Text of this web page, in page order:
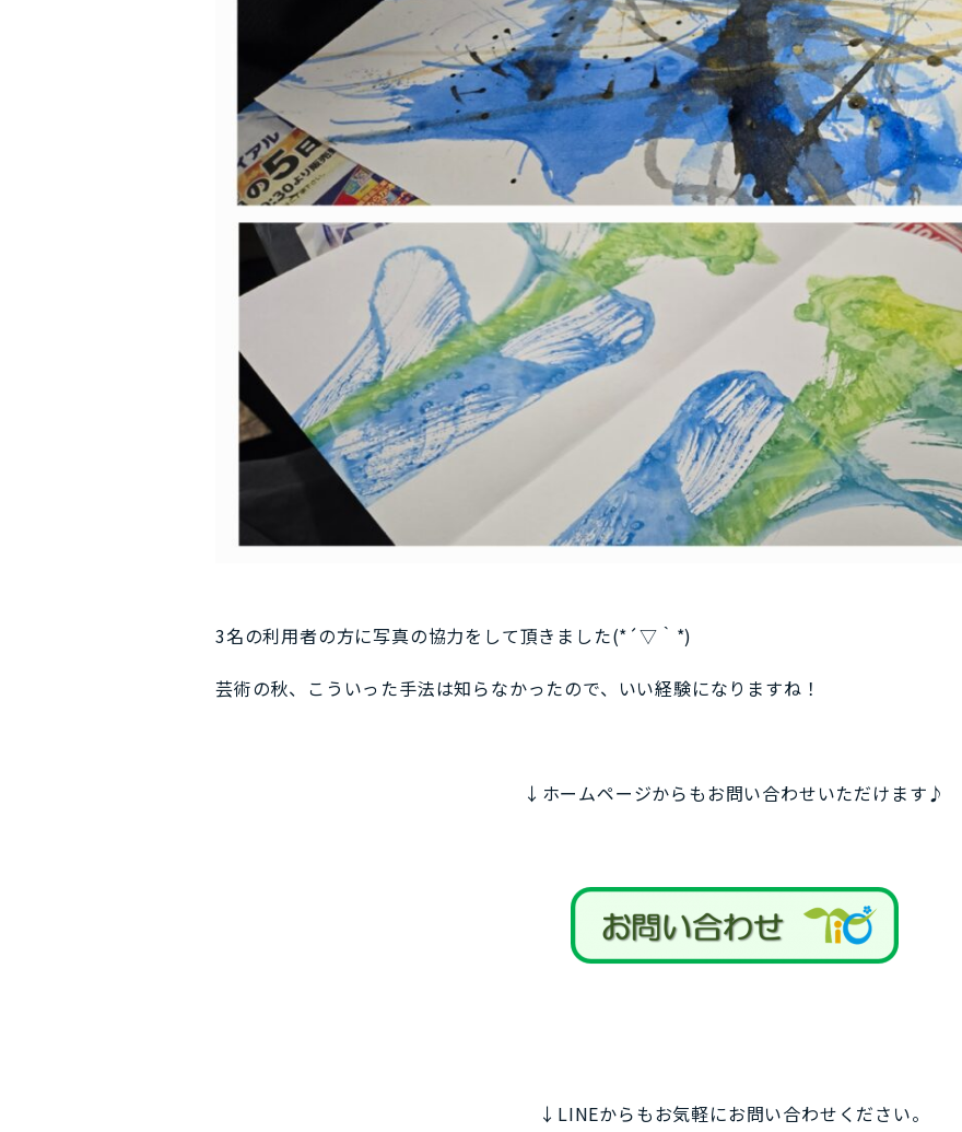
3名の利用者の方に写真の協力をして頂きました(*´▽｀*)
芸術の秋、こういった手法は知らなかったので、いい経験になりますね！
↓ホームページからもお問い合わせいただけます♪
↓LINEからもお気軽にお問い合わせください。